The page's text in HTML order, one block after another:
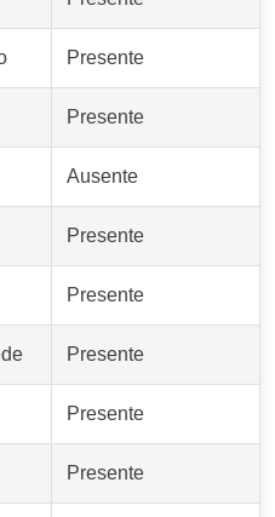
Presente
Presente
Ausente
Presente
Presente
Presente
Presente
Presente